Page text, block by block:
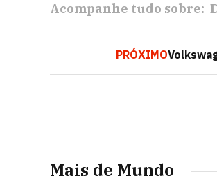
Acompanhe tudo sobre:
PRÓXIMO
Mais de Mundo